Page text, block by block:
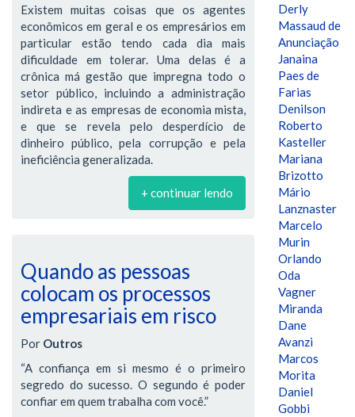
Existem muitas coisas que os agentes
econômicos em geral e os empresários em
particular estão tendo cada dia mais
dificuldade em tolerar. Uma delas é a
crônica má gestão que impregna todo o
setor público, incluindo a administração
indireta e as empresas de economia mista,
e que se revela pelo desperdício de
dinheiro público, pela corrupção e pela
ineficiência generalizada.
+ continuar lendo
Quando as pessoas
colocam os processos
empresariais em risco
Por Outros
“A confiança em si mesmo é o primeiro
segredo do sucesso. O segundo é poder
confiar em quem trabalha com você.”
Derly
Massaud de
Anunciação
Janaina
Paes de
Farias
Denilson
Roberto
Kasteller
Mariana
Brizotto
Mário
Lanznaster
Marcelo
Murin
Orlando
Oda
Vagner
Miranda
Dane
Avanzi
Marcos
Morita
Daniel
Gobbi